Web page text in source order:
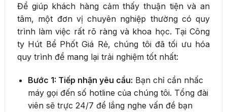
Để giúp khách hàng cảm thấy thuận tiện và an
tâm, một đơn vị chuyên nghiệp thường có quy
trình làm việc rất rõ ràng và khoa học. Tại Công
ty Hút Bể Phốt Giá Rẻ, chúng tôi đã tối ưu hóa
quy trình để mang lại trải nghiệm tốt nhất:
Bước 1: Tiếp nhận yêu cầu: Bạn chỉ cần nhấc
máy gọi đến số hotline của chúng tôi. Tổng đài
viên sẽ trực 24/7 để lắng nghe vấn đề bạn